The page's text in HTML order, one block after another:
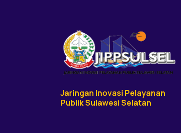
Jaringan Inovasi Pelayanan
Publik Sulawesi Selatan